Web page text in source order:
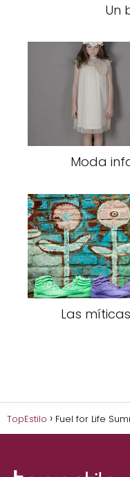
Un
Moda
Las
TopEstilo Fuel for Life